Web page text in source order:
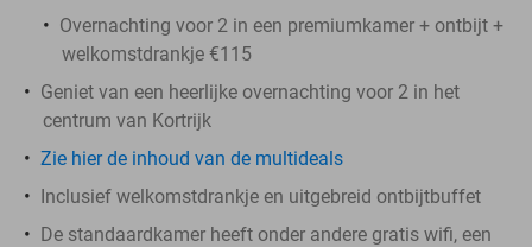
Overnachting voor 2 in een premiumkamer + ontbijt +
welkomstdrankje €115
Geniet van een heerlijke overnachting voor 2 in het
centrum van Kortrijk
Zie hier de inhoud van de multideals
Inclusief welkomstdrankje en uitgebreid ontbijtbuffet
De standaardkamer heeft onder andere gratis wifi, een